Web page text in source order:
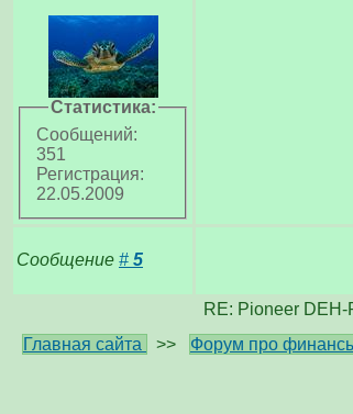
Статистика:
Сообщений:
351
Регистрация:
22.05.2009
Сообщение # 5
RE: Pioneer DEH-
Главная сайта
>> Форум про